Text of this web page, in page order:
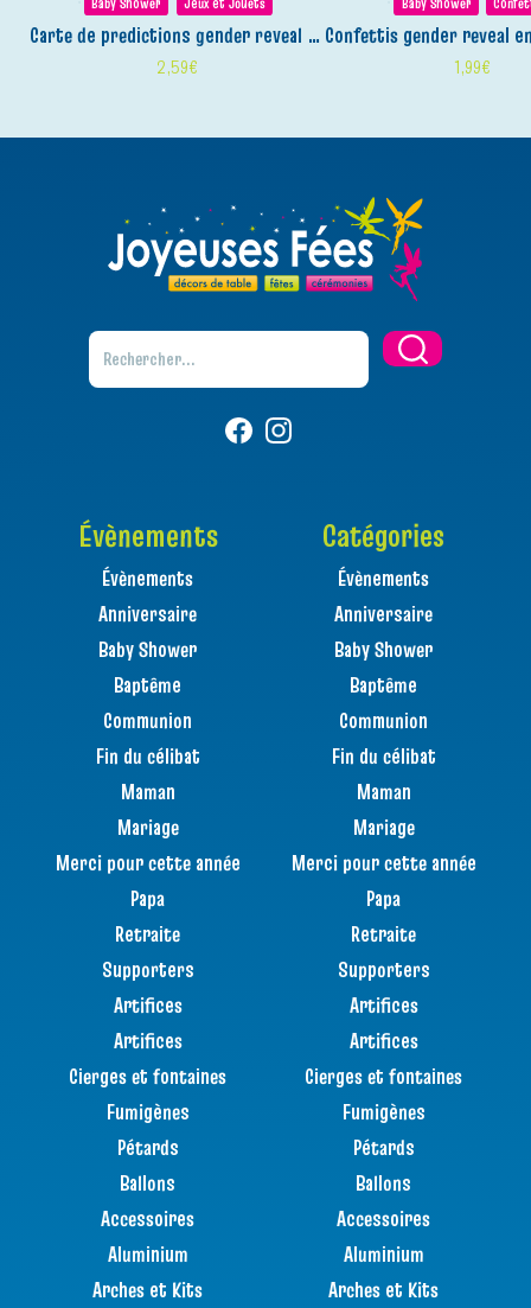
carte de predictions gender reveal (x 6)
2,59€
confettis gender reveal en
1,99€
Évènements
Évènements
Anniversaire
Baby Shower
Baptême
Communion
Fin du célibat
Maman
Mariage
Merci pour cette année
Papa
Retraite
Supporters
Artifices
Artifices
Cierges et fontaines
Fumigènes
Pétards
Ballons
Accessoires
Aluminium
Arches et Kits
Catégories
Évènements
Anniversaire
Baby Shower
Baptême
Communion
Fin du célibat
Maman
Mariage
Merci pour cette année
Papa
Retraite
Supporters
Artifices
Artifices
Cierges et fontaines
Fumigènes
Pétards
Ballons
Accessoires
Aluminium
Arches et Kits